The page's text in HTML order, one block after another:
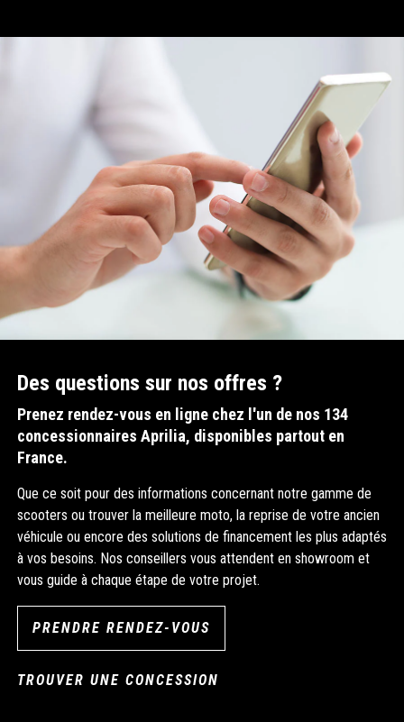
Des questions sur nos offres ?
Prenez rendez-vous en ligne chez l'un de nos 134
concessionnaires Aprilia, disponibles partout en
France.
Que ce soit pour des informations concernant notre gamme de
scooters ou trouver la meilleure moto, la reprise de votre ancien
véhicule ou encore des solutions de financement les plus adaptés
à vos besoins. Nos conseillers vous attendent en showroom et
vous guide à chaque étape de votre projet.
PRENDRE RENDEZ-VOUS
TROUVER UNE CONCESSION